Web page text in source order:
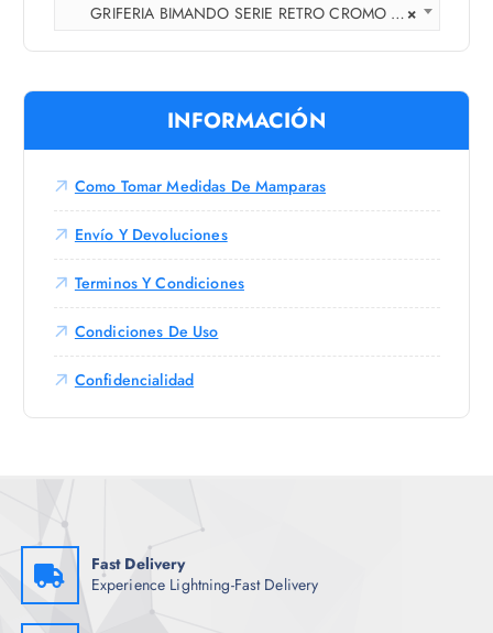
×
GRIFERIA BIMANDO SERIE RETRO CROMO (7)
INFORMACIÓN
Como Tomar Medidas De Mamparas
Envío Y Devoluciones
Terminos Y Condiciones
Condiciones De Uso
Confidencialidad
Fast Delivery
Experience Lightning-Fast Delivery